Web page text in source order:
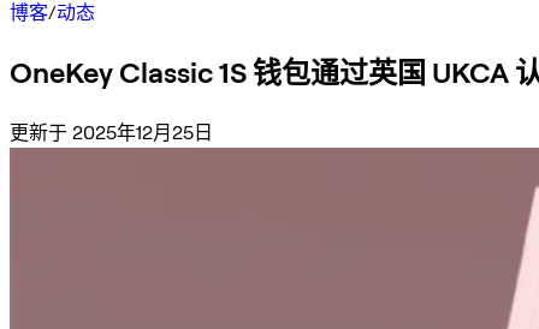
博客/动态
OneKey Classic 1S 钱包通过英国 UKCA
更新于 2025年12月25日